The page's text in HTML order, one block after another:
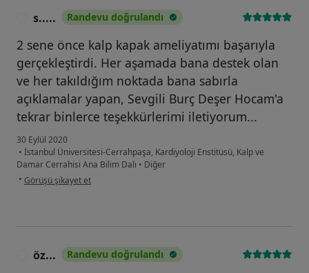
s..... Randevu doğrulandı
2 sene önce kalp kapak ameliyatımı başarıyla
gerçekleştirdi. Her aşamada bana destek olan
ve her takıldığım noktada bana sabırla
açıklamalar yapan, Sevgili Burç Deşer Hocam'a
tekrar binlerce teşekkürlerimi iletiyorum...
30 Eylül 2020
• İstanbul Üniversitesi-Cerrahpaşa, Kardiyoloji Enstitüsü, Kalp ve
Damar Cerrahisi Ana Bilim Dalı • Diğer
• kullanıcının görüşüne göre s.....
Görüşü şikayet et
öz... Randevu doğrulandı